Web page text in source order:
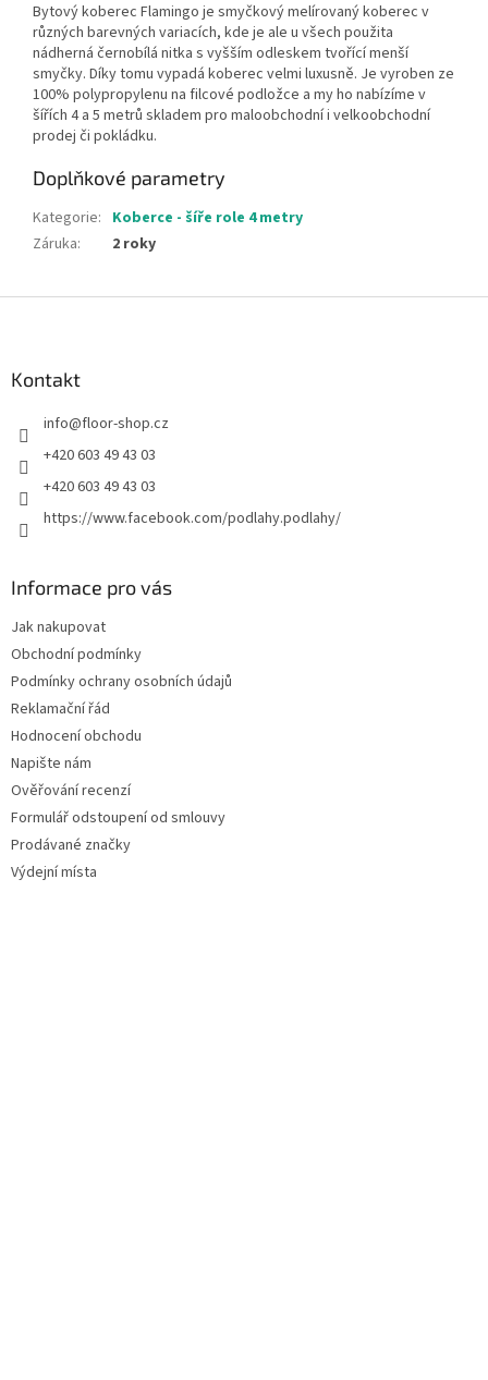
Bytový koberec Flamingo je smyčkový melírovaný koberec v
různých barevných variacích, kde je ale u všech použita
nádherná černobílá nitka s vyšším odleskem tvořící menší
smyčky. Díky tomu vypadá koberec velmi luxusně. Je vyroben ze
100% polypropylenu na filcové podložce a my ho nabízíme v
šířích 4 a 5 metrů skladem pro maloobchodní i velkoobchodní
prodej či pokládku.
Doplňkové parametry
Kategorie: Koberce - šíře role 4 metry
Záruka: 2 roky
Kontakt
info@floor-shop.cz
+420 603 49 43 03
+420 603 49 43 03
https://www.facebook.com/podlahy.podlahy/
Informace pro vás
Jak nakupovat
Obchodní podmínky
Podmínky ochrany osobních údajů
Reklamační řád
Hodnocení obchodu
Napište nám
Ověřování recenzí
Formulář odstoupení od smlouvy
Prodávané značky
Výdejní místa